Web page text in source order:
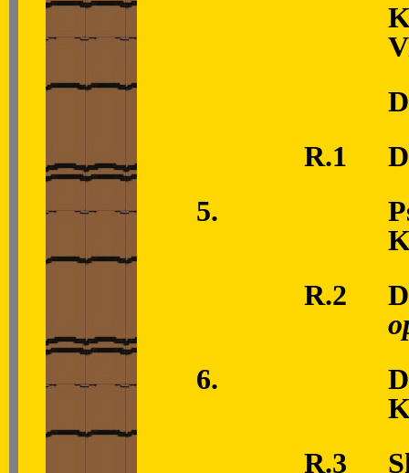
R.1
5.
R.2
6.
R.3